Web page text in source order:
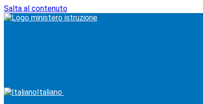
Salta al contenuto
Italiano